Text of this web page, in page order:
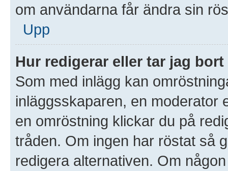
om användarna får ändra sin
Upp
Hur redigerar eller tar jag
Som med inlägg kan
inläggsskaparen, en moderator
en omröstning klickar du på
tråden. Om ingen har röstat så
redigera alternativen. Om